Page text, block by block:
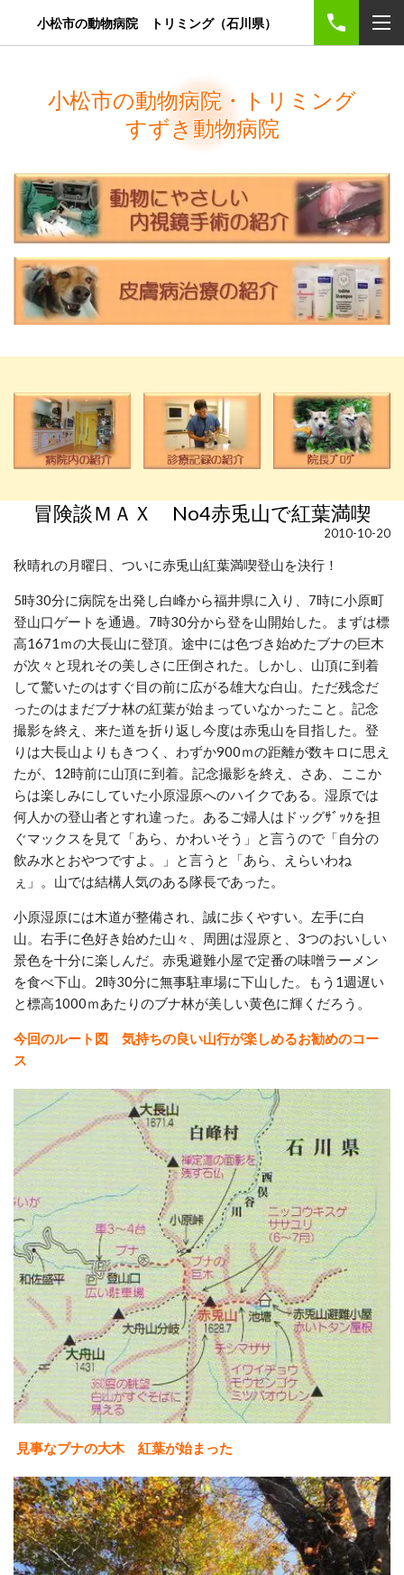
小松市の動物病院 トリミング（石川県）
小松市の動物病院・トリミング
すずき動物病院
冒険談ＭＡＸ No4赤兎山で紅葉満喫
2010-10-20
秋晴れの月曜日、ついに赤兎山紅葉満喫登山を決行！
5時30分に病院を出発し白峰から福井県に入り、7時に小原町
登山口ゲートを通過。7時30分から登を山開始した。まずは標
高1671ｍの大長山に登頂。途中には色づき始めたブナの巨木
が次々と現れその美しさに圧倒された。しかし、山頂に到着
して驚いたのはすぐ目の前に広がる雄大な白山。ただ残念だ
ったのはまだブナ林の紅葉が始まっていなかったこと。記念
撮影を終え、来た道を折り返し今度は赤兎山を目指した。登
りは大長山よりもきつく、わずか900ｍの距離が数キロに思え
たが、12時前に山頂に到着。記念撮影を終え、さあ、ここか
らは楽しみにしていた小原湿原へのハイクである。湿原では
何人かの登山者とすれ違った。あるご婦人はドッグｻﾞｯｸを担
ぐマックスを見て「あら、かわいそう」と言うので「自分の
飲み水とおやつですよ。」と言うと「あら、えらいわね
ぇ」。山では結構人気のある隊長であった。
小原湿原には木道が整備され、誠に歩くやすい。左手に白
山。右手に色好き始めた山々、周囲は湿原と、3つのおいしい
景色を十分に楽しんだ。赤兎避難小屋で定番の味噌ラーメン
を食べ下山。2時30分に無事駐車場に下山した。もう1週遅い
と標高1000ｍあたりのブナ林が美しい黄色に輝くだろう。
今回のルート図 気持ちの良い山行が楽しめるお勧めのコー
ス
見事なブナの大木 紅葉が始まった